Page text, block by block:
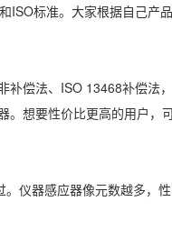
标准。大家根据自己产
偿法、ISO 13468补偿法
想要性价比更高的用户，
仪器感应器像元数越多，